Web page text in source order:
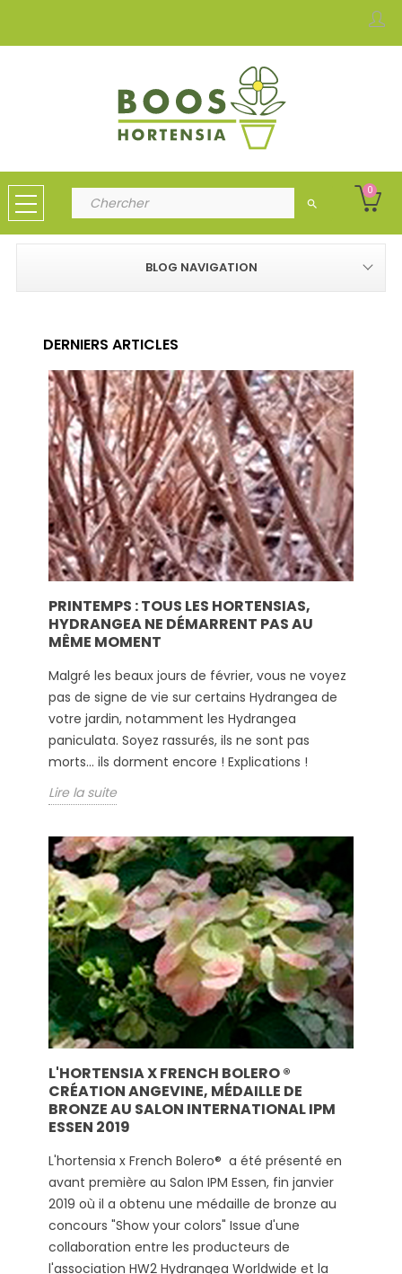
search
0
BLOG NAVIGATION
DERNIERS ARTICLES
PRINTEMPS : TOUS LES HORTENSIAS,
HYDRANGEA NE DÉMARRENT PAS AU
MÊME MOMENT
Malgré les beaux jours de février, vous ne voyez
pas de signe de vie sur certains Hydrangea de
votre jardin, notamment les Hydrangea
paniculata. Soyez rassurés, ils ne sont pas
morts... ils dorment encore ! Explications !
Lire la suite
L'HORTENSIA X FRENCH BOLERO ®
CRÉATION ANGEVINE, MÉDAILLE DE
BRONZE AU SALON INTERNATIONAL IPM
ESSEN 2019
L'hortensia x French Bolero® a été présenté en
avant première au Salon IPM Essen, fin janvier
2019 où il a obtenu une médaille de bronze au
concours "Show your colors" Issue d'une
collaboration entre les producteurs de
l'association HW2 Hydrangea Worldwide et la